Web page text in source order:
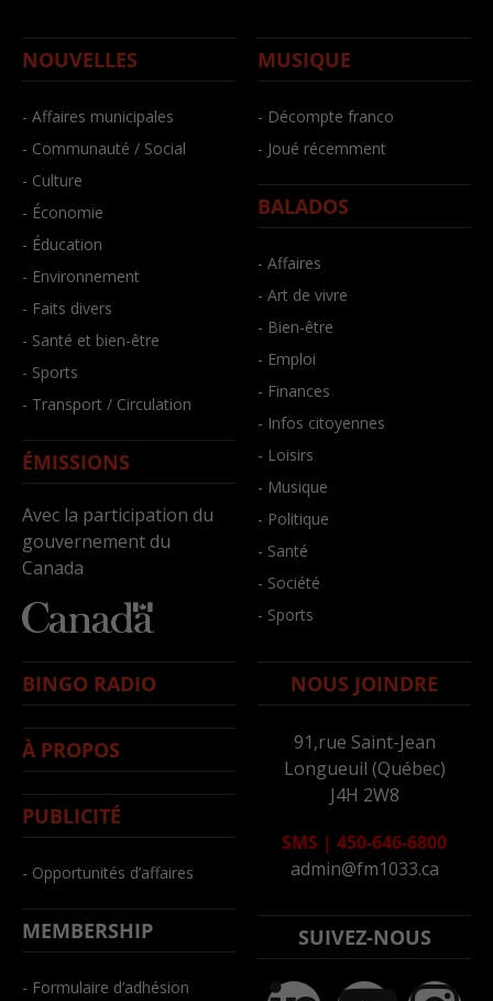
NOUVELLES
- Affaires municipales
- Communauté / Social
- Culture
- Économie
- Éducation
- Environnement
- Faits divers
- Santé et bien-être
- Sports
- Transport / Circulation
ÉMISSIONS
Avec la participation du
gouvernement du
Canada
MUSIQUE
- Décompte franco
- Joué récemment
BALADOS
- Affaires
- Art de vivre
- Bien-être
- Emploi
- Finances
- Infos citoyennes
- Loisirs
- Musique
- Politique
- Santé
- Société
- Sports
BINGO RADIO
À PROPOS
PUBLICITÉ
- Opportunités d’affaires
MEMBERSHIP
- Formulaire d’adhésion
NOUS JOINDRE
91,rue Saint-Jean
Longueuil (Québec)
J4H 2W8
SMS | 450-646-6800
admin@fm1033.ca
SUIVEZ-NOUS